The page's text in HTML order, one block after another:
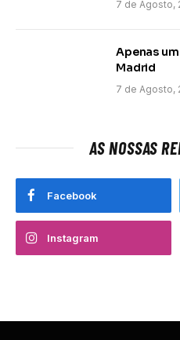
7 de Agosto,
Apenas
Madrid
7 de Agosto,
AS NOSSAS
Facebook
Instagram